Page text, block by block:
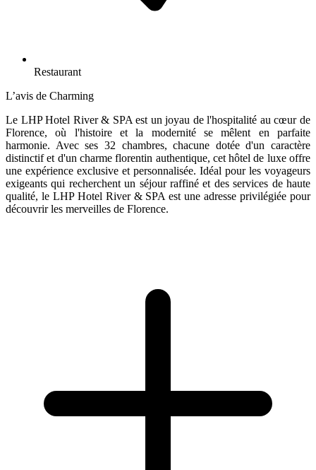
Restaurant
L’avis de Charming
Le LHP Hotel River & SPA est un joyau de l'hospitalité au cœur de
Florence, où l'histoire et la modernité se mêlent en parfaite
harmonie. Avec ses 32 chambres, chacune dotée d'un caractère
distinctif et d'un charme florentin authentique, cet hôtel de luxe offre
une expérience exclusive et personnalisée. Idéal pour les voyageurs
exigeants qui recherchent un séjour raffiné et des services de haute
qualité, le LHP Hotel River & SPA est une adresse privilégiée pour
découvrir les merveilles de Florence.